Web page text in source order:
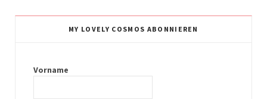
t
t
MY LOVELY COSMOS ABONNIEREN
Vorname